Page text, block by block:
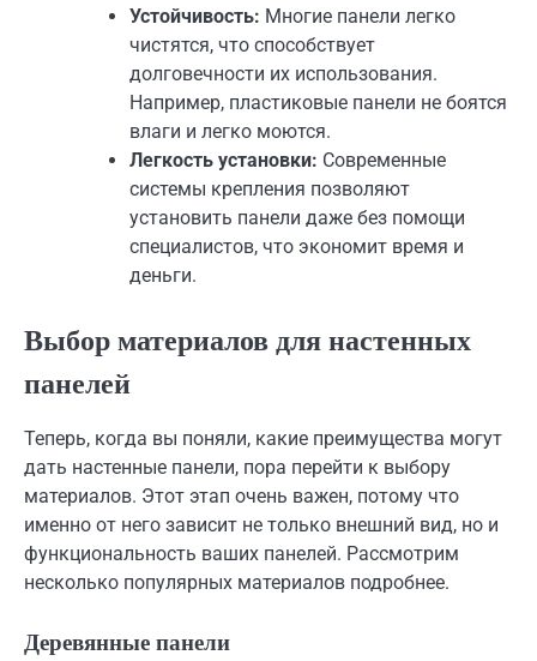
Устойчивость: Многие панели легко
чистятся, что способствует
долговечности их использования.
Например, пластиковые панели не боятся
влаги и легко моются.
Легкость установки: Современные
системы крепления позволяют
установить панели даже без помощи
специалистов, что экономит время и
деньги.
Выбор материалов для настенных
панелей
Теперь, когда вы поняли, какие преимущества могут
дать настенные панели, пора перейти к выбору
материалов. Этот этап очень важен, потому что
именно от него зависит не только внешний вид, но и
функциональность ваших панелей. Рассмотрим
несколько популярных материалов подробнее.
Деревянные панели